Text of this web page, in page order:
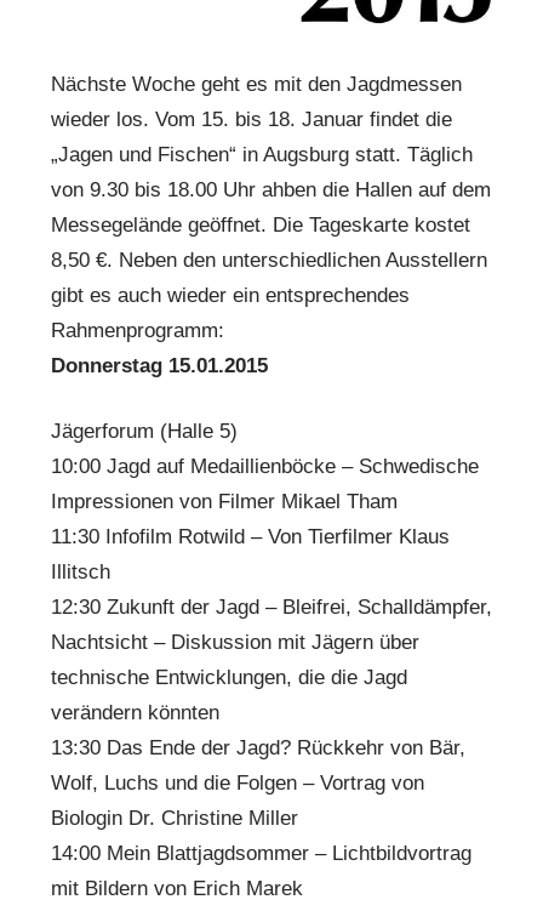
Nächste Woche geht es mit den Jagdmessen
wieder los. Vom 15. bis 18. Januar findet die
„Jagen und Fischen“ in Augsburg statt. Täglich
von 9.30 bis 18.00 Uhr ahben die Hallen auf dem
Messegelände geöffnet. Die Tageskarte kostet
8,50 €. Neben den unterschiedlichen Ausstellern
gibt es auch wieder ein entsprechendes
Rahmenprogramm:
Donnerstag 15.01.2015
Jägerforum (Halle 5)
10:00 Jagd auf Medaillienböcke – Schwedische
Impressionen von Filmer Mikael Tham
11:30 Infofilm Rotwild – Von Tierfilmer Klaus
Illitsch
12:30 Zukunft der Jagd – Bleifrei, Schalldämpfer,
Nachtsicht – Diskussion mit Jägern über
technische Entwicklungen, die die Jagd
verändern könnten
13:30 Das Ende der Jagd? Rückkehr von Bär,
Wolf, Luchs und die Folgen – Vortrag von
Biologin Dr. Christine Miller
14:00 Mein Blattjagdsommer – Lichtbildvortrag
mit Bildern von Erich Marek